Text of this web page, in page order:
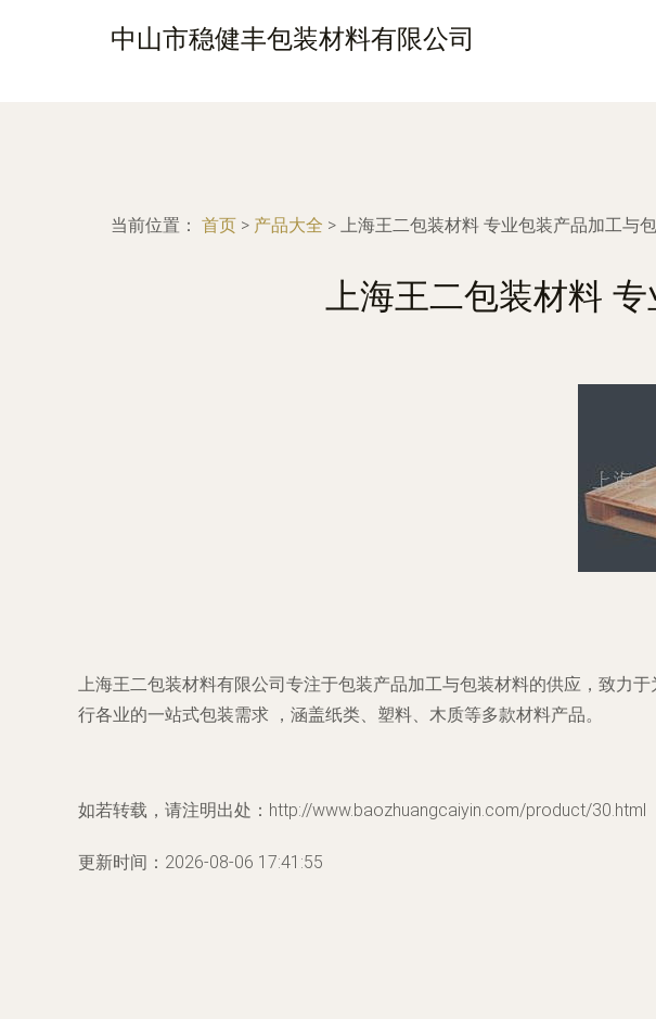
中山市稳健丰包装材料有限公司
当前位置： 首页 > 产品大全 > 上海王二包装材料 专业包装产品加工与
上海王二包装材料
上海王二包装材料有限公司专注于包装产品加工与包装材料的供应，致力
行各业的一站式包装需求 ，涵盖纸类、塑料、木质等多款材料产品。
如若转载，请注明出处：http://www.baozhuangcaiyin.com/product/30.html
更新时间：2026-08-06 17:41:55